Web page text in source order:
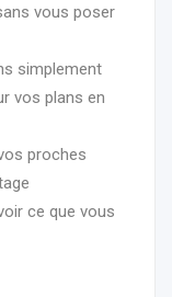
vous poser
simplement
vos plans en
proches
ce que vous